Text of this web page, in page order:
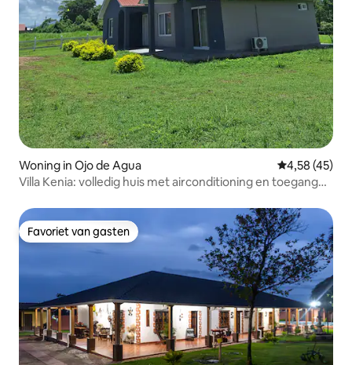
Woning in Ojo de Agua Gemiddelde
4,58 (45)
Villa Kenia: volledig huis met airconditioning en toegang
Favoriet van gasten
Favoriet van gasten